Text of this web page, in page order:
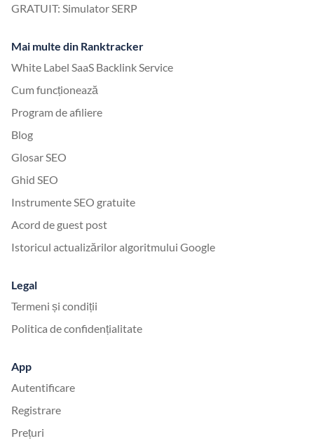
GRATUIT: Simulator SERP
Mai multe din Ranktracker
White Label SaaS Backlink Service
Cum funcționează
Program de afiliere
Blog
Glosar SEO
Ghid SEO
Instrumente SEO gratuite
Acord de guest post
Istoricul actualizărilor algoritmului Google
Legal
Termeni și condiții
Politica de confidențialitate
App
Autentificare
Registrare
Prețuri